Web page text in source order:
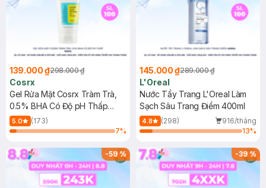
139.000 ₫298.000 ₫
Cosrx
Gel Rửa Mặt Cosrx Tràm Trà,
0.5% BHA Có Độ pH Thấp
150ml
5.0
(173)
7%
145.000 ₫289.000 ₫
L'Oreal
Nước Tẩy Trang L'Oreal Làm
Sạch Sâu Trang Điểm 400ml
4.8 (298)
916/tháng
13%
-59% -39%